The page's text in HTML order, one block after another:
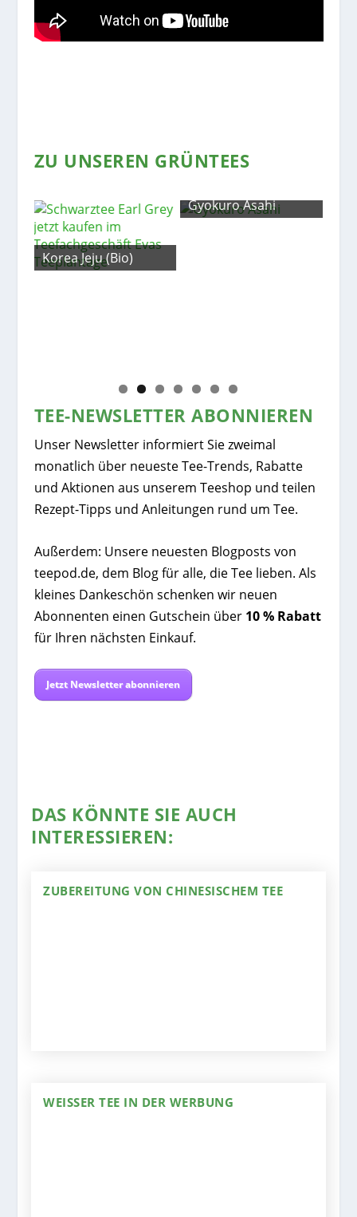
ZU UNSEREN GRÜNTEES
Korea Jeju (Bio)
Gyokuro Asahi
TEE-NEWSLETTER ABONNIEREN
Unser Newsletter informiert Sie zweimal
monatlich über neueste Tee-Trends, Rabatte
und Aktionen aus unserem Teeshop und teilen
Rezept-Tipps und Anleitungen rund um Tee.
Außerdem: Unsere neuesten Blogposts von
teepod.de, dem Blog für alle, die Tee lieben. Als
kleines Dankeschön schenken wir neuen
Abonnenten einen Gutschein über 10 % Rabatt
für Ihren nächsten Einkauf.
Jetzt Newsletter abonnieren
DAS KÖNNTE SIE AUCH
INTERESSIEREN:
ZUBEREITUNG VON CHINESISCHEM TEE
WEISSER TEE IN DER WERBUNG